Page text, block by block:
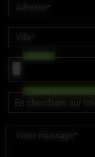
Adresse*
Ville*
Votre message*